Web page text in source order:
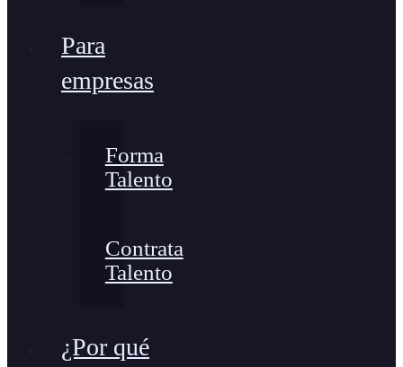
Para
empresas
Forma
Talento
Contrata
Talento
¿Por qué